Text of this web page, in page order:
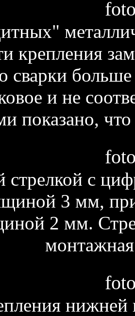
крепления
сварки
и не
показано,
стрелкой с
3 мм,
2 мм.
нижней